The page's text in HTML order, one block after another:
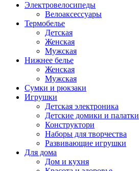
Электровелосипеды
Велоаксессуары
Термобелье
Детская
Женская
Мужская
Нижнее белье
Женская
Мужская
Сумки и рюкзаки
Игрушки
Детская электроника
Детские домики и палатки
Конструктори
Наборы для творчества
Развивающие игрушки
Для дома
Дом и кухня